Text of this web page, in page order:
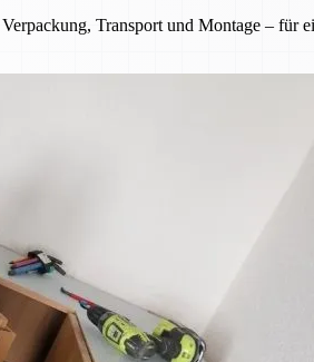
Transport und Montage – für